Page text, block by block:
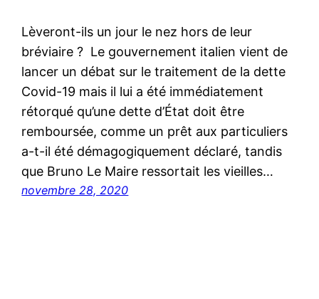
Lèveront-ils un jour le nez hors de leur
bréviaire ? Le gouvernement italien vient de
lancer un débat sur le traitement de la dette
Covid-19 mais il lui a été immédiatement
rétorqué qu’une dette d’État doit être
remboursée, comme un prêt aux particuliers
a-t-il été démagogiquement déclaré, tandis
que Bruno Le Maire ressortait les vieilles…
novembre 28, 2020